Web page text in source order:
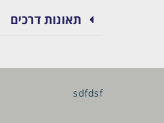
תאונות דרכים
sdfdsf